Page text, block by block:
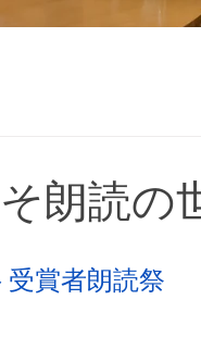
朗読の
者朗読祭